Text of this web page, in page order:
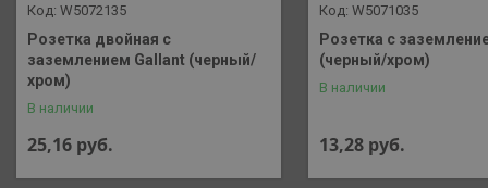
W5072135
Розетка двойная с
заземлением Gallant (черный/
хром)
В наличии
25,16 руб.
W5071035
Розетка с
(черный/хром)
В наличии
13,28 руб.